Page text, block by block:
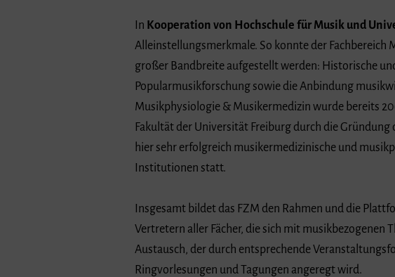
In Kooperation von Hochschule für Musik und
Alleinstellungsmerkmale. So konnte der
großer Bandbreite aufgestellt werden: Historische
Popularmusikforschung sowie die Anbindung
Musikphysiologie & Musikermedizin wurde bereits
Fakultät der Universität Freiburg durch die
hier sehr erfolgreich musikermedizinische und
Institutionen statt.
Insgesamt bildet das FZM den Rahmen und die
Vertretern aller Fächer, die sich mit
Austausch, der durch entsprechende
Ringvorlesungen und Tagungen angeregt wird.